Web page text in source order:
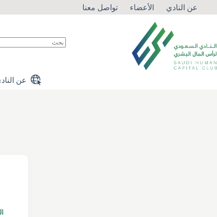
إلى
عن النادي الأعضاء تواصل معنا
عن